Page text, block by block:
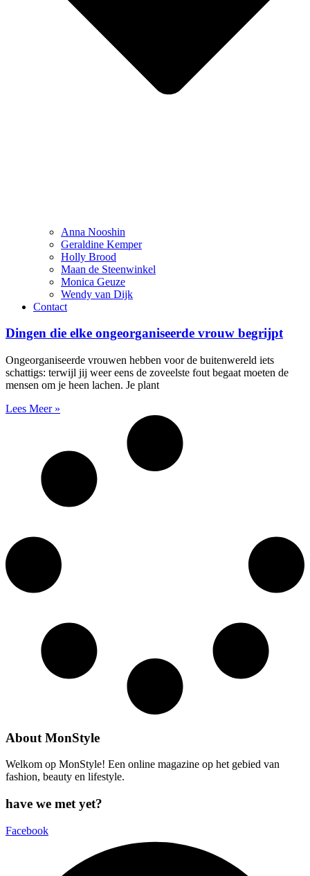
Anna Nooshin
Geraldine Kemper
Holly Brood
Maan de Steenwinkel
Monica Geuze
Wendy van Dijk
Contact
Dingen die elke ongeorganiseerde vrouw begrijpt
Ongeorganiseerde vrouwen hebben voor de buitenwereld iets
schattigs: terwijl jij weer eens de zoveelste fout begaat moeten de
mensen om je heen lachen. Je plant
Lees Meer »
About MonStyle
Welkom op MonStyle! Een online magazine op het gebied van
fashion, beauty en lifestyle.
have we met yet?
Facebook